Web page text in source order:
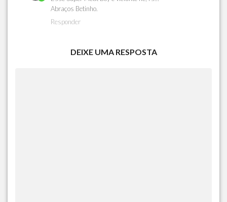
Abraços Betinho.
Responder
DEIXE UMA RESPOSTA